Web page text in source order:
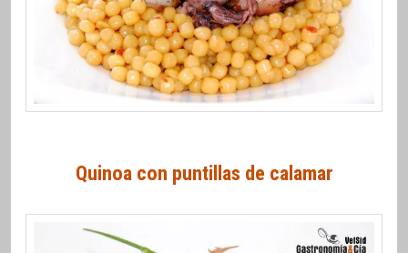
Quinoa con puntillas de calamar